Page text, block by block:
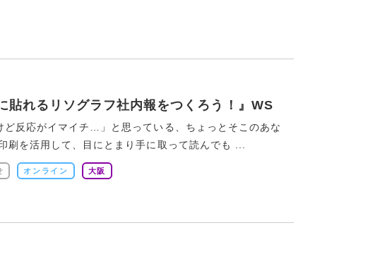
貼れるリソグラフ社内報をつくろう！』WS
ど反応がイマイチ…」と思っている、ちょっとそこのあな
刷を活用して、目にとまり手に取って読んでも ...
オンライン 大阪